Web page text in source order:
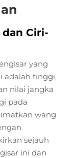
Ciri-
yang
adalah tinggi,
nilai jangka
pada
wang
sejauh
ini dan